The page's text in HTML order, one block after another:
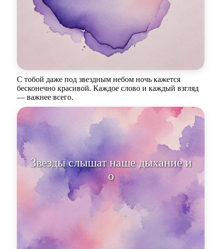
С тобой даже под звездным небом ночь кажется
бесконечно красивой. Каждое слово и каждый взгляд
— важнее всего.
Звезды слышат наше дыхание и
отражают эту м